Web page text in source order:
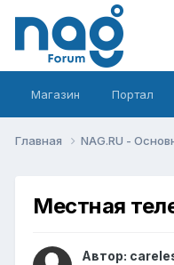
Магазин Портал
Главная NAG.RU -
Местная
Автор: